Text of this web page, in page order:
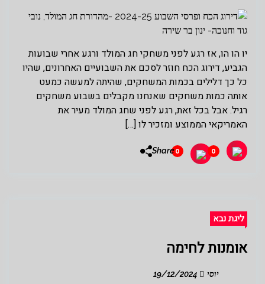
יו הו הו, אז רגע לפני משחקי חג המולד ורגע אחרי שבועות
הגביע, דירוג הכח חוזר לסכם את השבועיים האחרונים, שהיו
כל כך דלילים בכמות המשחקים, שהיתה למעשה כמעט
אותה כמות משחקים שאנחנו מקבלים בשבוע משחקים
רגיל. אבל בכל זאת, רגע לפני שחג המולד מעיר את
האמריקאי הממוצע ומזכיר לו […]
0
0
Share
ליגת נבא
אומנות לחימה
יוסי